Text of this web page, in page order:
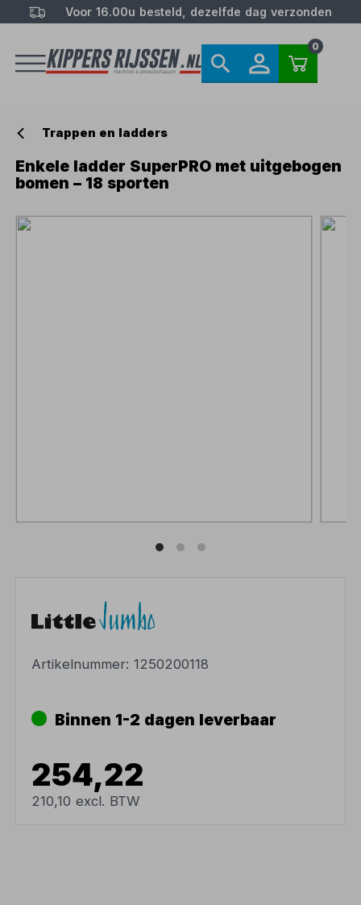
Voor 16.00u besteld, dezelfde dag verzonden
0
Trappen en ladders
Enkele ladder SuperPRO met uitgebogen
bomen – 18 sporten
Artikelnummer:1250200118
Binnen 1-2 dagen leverbaar
254,22
210,10 excl. BTW